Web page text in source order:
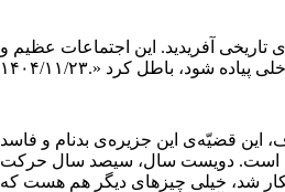
و روزی تاریخی آفریدید. این اجتماعات عظیم و
شود، باطل کرد «.۱۴۰۴/۱۱/۲۳
این قضیّه‌ی این جزیره‌ی بدنام و فاسد
است. دویست سال، سیصد سال حرکت
شد، خیلی چیزهای دیگر هم هست که